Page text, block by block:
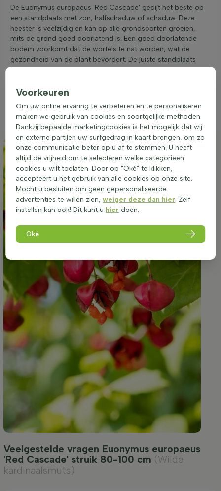
De Euonymus europaeus 'Red Cascade' gedijt het beste op
een standplaats met zon, halfschaduw of schaduw. Deze
heester is veelzijdig en kan op alle grondsoorten groeien,
mits de grond goed doorlatend is. Een goed doorlatende
bodem voorkomt dat de wortels te nat worden, wat de
gezondheid van de plant bevordert. De juiste standplaats
is ideaal voor gebruik in borders, als groepsbeplanting of
ontwikkeling van deze onderhoudsarme en gemakkelijk te
verzorgen plant.
Veelgestelde vragen Euonymus europaeus
'Red Cascade' struik 80-100 cm (Wilde
kardinaalsmuts)
Voorkeuren
Om uw online ervaring te verbeteren en te personaliseren
maken we gebruik van cookies en soortgelijke methoden.
Dankzij bepaalde marketingcookies is het mogelijk dat wij
en externe partijen uw surfgedrag in kaart brengen, om zo
onze communicatie beter op u af te stemmen. U heeft
altijd de vrijheid om te selecteren welke categorieën
cookies u wilt toelaten. Door op "Oké" te klikken,
accepteert u het gebruik van alle cookies op onze site.
Mocht u besluiten om geen gepersonaliseerde
advertenties te willen zien,weiger deze dan hier. Zelf
instellen kan ook! Dit kunt u hier doen.
Oké